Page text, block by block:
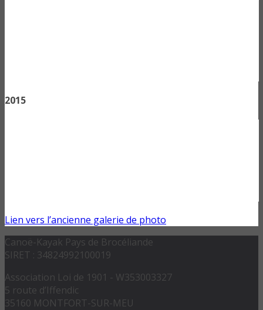
2015
Lien vers l’ancienne galerie de photo
Canoë-Kayak Pays de Brocéliande
SIRET : 34824992100019
Association Loi de 1901 - W353003327
5 route d’Iffendic
35160 MONTFORT-SUR-MEU